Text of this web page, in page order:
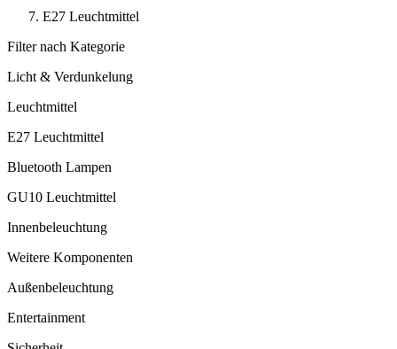
E27 Leuchtmittel
Filter nach Kategorie
Licht & Verdunkelung
Leuchtmittel
E27 Leuchtmittel
Bluetooth Lampen
GU10 Leuchtmittel
Innenbeleuchtung
Weitere Komponenten
Außenbeleuchtung
Entertainment